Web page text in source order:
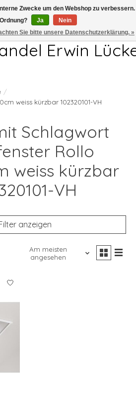
17.00Uhr FR 7.00-13.00Uhr
Erwin
/
weiss kürzbar 102320101-VH
Schlagwort
Rollo
weiss kürzbar
VH
anzeigen
Am meisten
angesehen
Zwecke um den Webshop zu verbessern.
Ja
Nein
Sie bitte unsere Datenschutzerklärung. »